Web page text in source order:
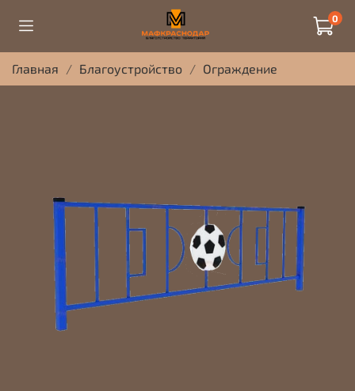
0
Главная Благоустройство Ограждение